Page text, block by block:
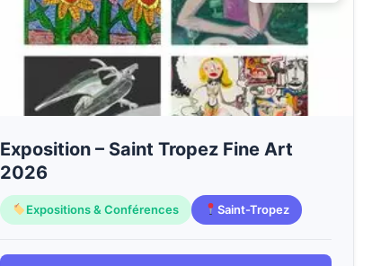
Exposition – Saint Tropez Fine Art
2026
Expositions & Conférences Saint-Tropez